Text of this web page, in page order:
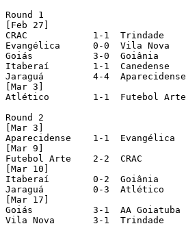
Round 1
[Feb 27]
CRAC            1-1  Trindade
Evangélica      0-0  Vila Nova
Goiás           3-0  Goiânia
Itaberaí        1-1  Canedense
Jaraguá         4-4  Aparecidense
[Mar 3]
Atlético        1-1  Futebol Arte
Round 2
[Mar 3]
Aparecidense    1-1  Evangélica
[Mar 9]
Futebol Arte    2-2  CRAC
[Mar 10]
Itaberaí        0-2  Goiânia
Jaraguá         0-3  Atlético
[Mar 17]
Goiás           3-1  AA Goiatuba
Vila Nova       3-1  Trindade